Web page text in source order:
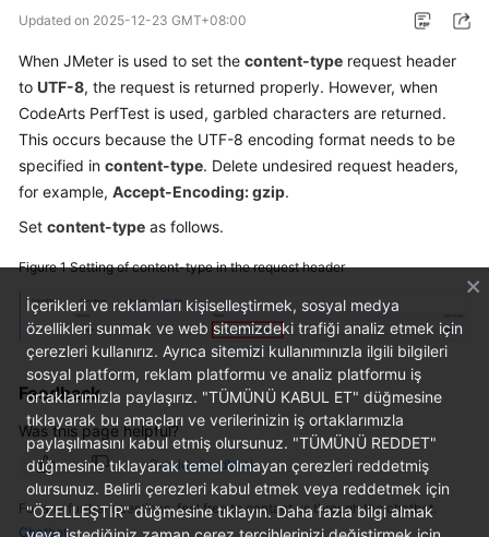
Started
User
Guide
Best
API
SDK
Reference
FAQs
Videos
General
Updated on 2025-12-23 GMT+08:00
When JMeter is used to set the content-type request header
to UTF-8, the request is returned properly. However, when
CodeArts PerfTest is used, garbled characters are returned.
This occurs because the UTF-8 encoding format needs to be
specified in content-type. Delete undesired request headers,
for example, Accept-Encoding: gzip.
Set content-type as follows.
Figure 1Setting of content-type in the request header
Feedback
Was this page helpful?
Provide feedback
For any further questions, feel free to contact us through the chatbot.
Chatbot
İçerikleri ve reklamları kişiselleştirmek, sosyal medya
özellikleri sunmak ve web sitemizdeki trafiği analiz etmek için
çerezleri kullanırız. Ayrıca sitemizi kullanımınızla ilgili bilgileri
sosyal platform, reklam platformu ve analiz platformu iş
ortaklarımızla paylaşırız. "TÜMÜNÜ KABUL ET" düğmesine
tıklayarak bu amaçları ve verilerinizin iş ortaklarımızla
paylaşılmasını kabul etmiş olursunuz. "TÜMÜNÜ REDDET"
düğmesine tıklayarak temel olmayan çerezleri reddetmiş
olursunuz. Belirli çerezleri kabul etmek veya reddetmek için
"ÖZELLEŞTİR" düğmesine tıklayın. Daha fazla bilgi almak